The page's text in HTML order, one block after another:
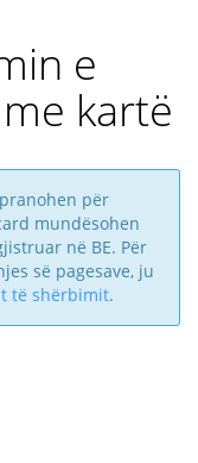
e
kartë
për
mundësohen
në BE. Për
së pagesave, ju
të shërbimit.